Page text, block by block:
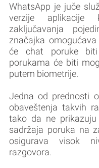
WhatsApp je juče
verzije aplikacije
zaključavanja
značajka
će chat poruke
porukama će biti
putem biometrije.
Jedna od prednosti
obaveštenja takvih
tako da ne
sadržaja poruka na
osigurava visok
razgovora.